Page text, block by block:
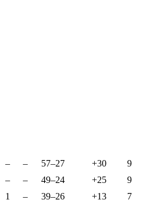
– – 57–27 +30
9
– – 49–24 +25
9
1 – 39–26 +13
7